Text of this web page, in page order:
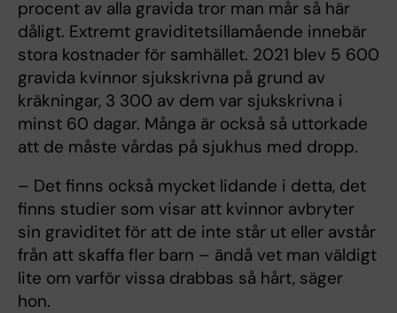
procent av alla gravida tror man mår så här
dåligt. Extremt graviditetsillamående innebär
stora kostnader för samhället. 2021 blev 5 600
gravida kvinnor sjukskrivna på grund av
kräkningar, 3 300 av dem var sjukskrivna i
minst 60 dagar. Många är också så uttorkade
att de måste vårdas på sjukhus med dropp.
– Det finns också mycket lidande i detta, det
finns studier som visar att kvinnor avbryter
sin graviditet för att de inte står ut eller avstår
från att skaffa fler barn – ändå vet man väldigt
lite om varför vissa drabbas så hårt, säger
hon.